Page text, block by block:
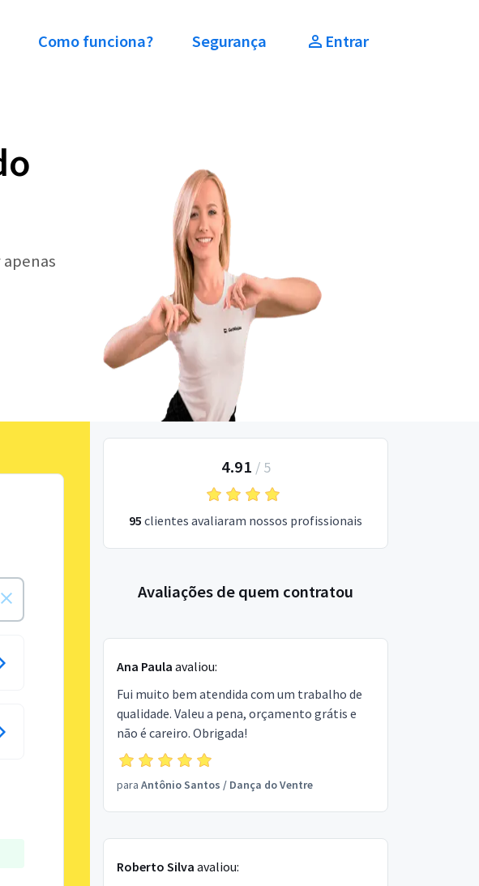
Como funciona? Segurança Entrar
4.91 / 5
95 clientes avaliaram nossos profissionais
Avaliações de quem contratou
Ana Paula avaliou:
Fui muito bem atendida com um trabalho de
qualidade. Valeu a pena, orçamento grátis e
não é careiro. Obrigada!
para Antônio Santos / Dança do Ventre
Roberto Silva avaliou: